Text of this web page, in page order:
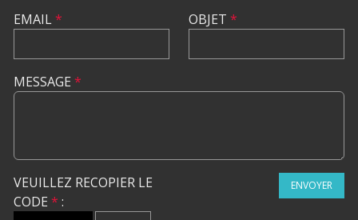
EMAIL* OBJET *
MESSAGE *
VEUILLEZ RECOPIER LE
CODE * :
ENVOYER